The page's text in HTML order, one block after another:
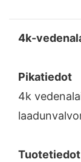
4k-
Pikatiedot
4k
Tuotetiedot